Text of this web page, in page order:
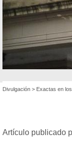
Divulgación > Exactas en
Artículo publicado